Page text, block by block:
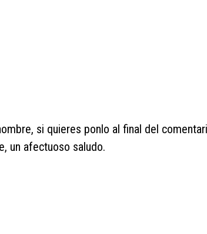
si quieres ponlo al final del
un afectuoso saludo.